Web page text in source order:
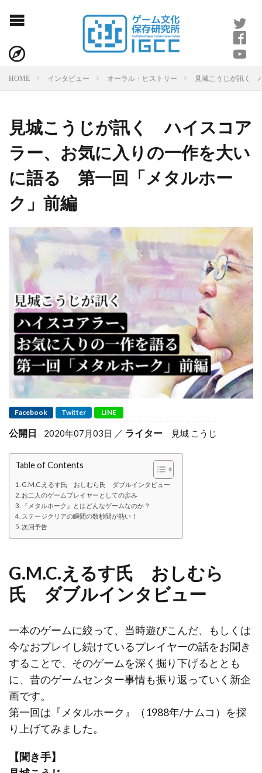
HOME インタビュー オーラル・ヒストリー 見城こうじが訊く
見城こうじが訊く ハイスコア
ラー、お気に入りの一作を大い
に語る 第一回「メタルホー
ク」前編
Facebook Twitter LINE
公開日 2020年07月03日 ライター 見城 こうじ
Table of Contents
G.M.C.えるす氏 おしむら氏 ダブルインタビュー
お二人のゲームプレイヤーとしての歩み
『メタルホーク』とはどんなゲームなのか？
ステージクリアの瞬間の数秒間が熱い！
次回予告
G.M.C.えるす氏 おしむら
氏 ダブルインタビュー
一本のゲームに絞って、当時遊びこんだ、もしくは
今なおプレイし続けているプレイヤーの話をお聞き
することで、そのゲームを深く掘り下げるととも
に、昔のゲームセンター事情も振り返っていく新企
画です。
第一回は『メタルホーク』（1988年/ナムコ）を採
り上げてみました。
【聞き手】